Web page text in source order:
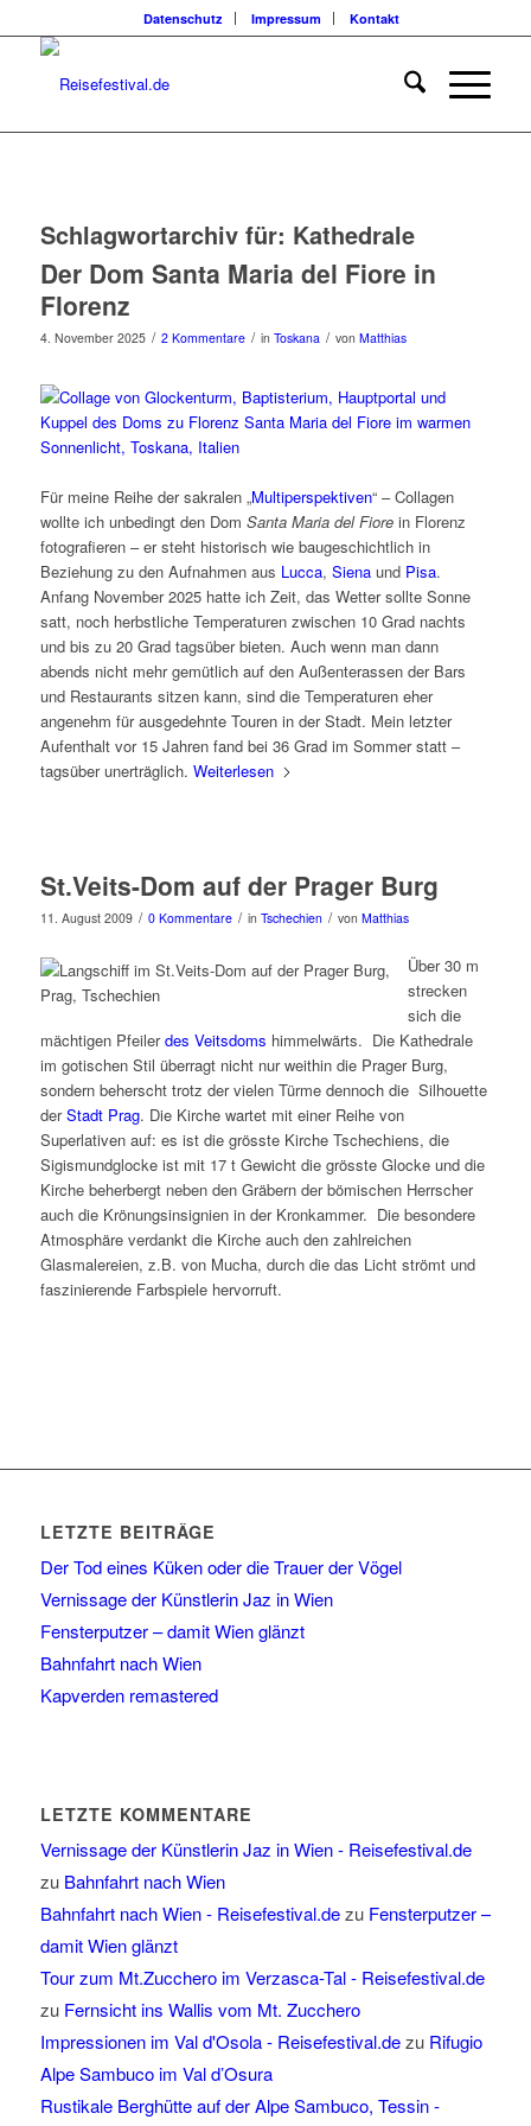
Datenschutz Impressum Kontakt
Schlagwortarchiv für: Kathedrale
Der Dom Santa Maria del Fiore in
Florenz
4. November 2025 / 2 Kommentare / in Toskana / von Matthias
Für meine Reihe der sakralen „Multiperspektiven“ – Collagen
wollte ich unbedingt den Dom Santa Maria del Fiorein Florenz
fotografieren – er steht historisch wie baugeschichtlich in
Beziehung zu den Aufnahmen aus Lucca, Sienaund Pisa.
Anfang November 2025 hatte ich Zeit, das Wetter sollte Sonne
satt, noch herbstliche Temperaturen zwischen 10 Grad nachts
und bis zu 20 Grad tagsüber bieten. Auch wenn man dann
abends nicht mehr gemütlich auf den Außenterassen der Bars
und Restaurants sitzen kann, sind die Temperaturen eher
angenehm für ausgedehnte Touren in der Stadt. Mein letzter
Aufenthalt vor 15 Jahren fand bei 36 Grad im Sommer statt –
tagsüber unerträglich. Weiterlesen
St.Veits-Dom auf der Prager Burg
11. August 2009 / 0 Kommentare / in Tschechien / von Matthias
Über 30 m
strecken
sich die
mächtigen Pfeilerdes Veitsdoms himmelwärts. Die Kathedrale
im gotischen Stil überragt nicht nur weithin die Prager Burg,
sondern beherscht trotz der vielen Türme dennoch die Silhouette
derStadt Prag. Die Kirche wartet mit einer Reihe von
Superlativen auf: es ist die grösste Kirche Tschechiens, die
Sigismundglocke ist mit 17 t Gewicht die grösste Glocke und die
Kirche beherbergt neben den Gräbern der bömischen Herrscher
auch die Krönungsinsignien in der Kronkammer. Die besondere
Atmosphäre verdankt die Kirche auch den zahlreichen
Glasmalereien, z.B. von Mucha, durch die das Licht strömt und
faszinierende Farbspiele hervorruft.
LETZTE BEITRÄGE
Der Tod eines Küken oder die Trauer der Vögel
Vernissage der Künstlerin Jaz in Wien
Fensterputzer – damit Wien glänzt
Bahnfahrt nach Wien
Kapverden remastered
LETZTE KOMMENTARE
Vernissage der Künstlerin Jaz in Wien - Reisefestival.de
zu Bahnfahrt nach Wien
Bahnfahrt nach Wien - Reisefestival.dezu Fensterputzer –
damit Wien glänzt
Tour zum Mt.Zucchero im Verzasca-Tal - Reisefestival.de
zu Fernsicht ins Wallis vom Mt. Zucchero
Impressionen im Val d'Osola - Reisefestival.dezu Rifugio
Alpe Sambuco im Val d’Osura
Rustikale Berghütte auf der Alpe Sambuco, Tessin -